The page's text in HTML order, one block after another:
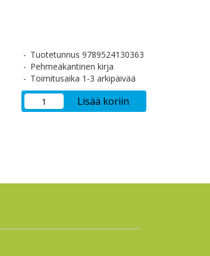
Tuotetunnus 9789524130363
Pehmeäkantinen kirja
Toimitusaika 1-3 arkipäivää
Lisää koriin